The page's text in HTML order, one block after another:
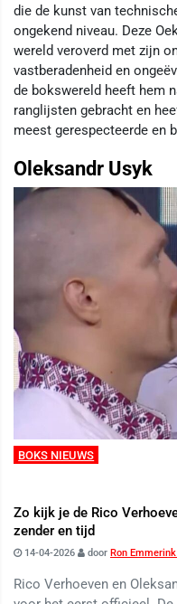
die de kunst van
ongekend niveau. Deze
wereld veroverd met zijn
vastberadenheid en
de bokswereld heeft hem
ranglijsten gebracht en
meest gerespecteerde en
Oleksandr Usyk
BOKS NIEUWS
Zo kijk je de Rico
zender en tijd
14-04-2026 door Ron Emmerink
Rico Verhoeven en